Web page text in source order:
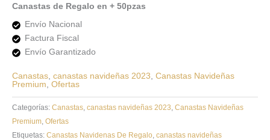
Canastas de Regalo en + 50pzas
Envío Nacional
Factura Fiscal
Envío Garantizado
Canastas canastas navideñas 2023 Canastas Navideñas
Premium Ofertas
Categorías: Canastas, canastas navideñas 2023, Canastas Navideñas
Premium, Ofertas
Etiquetas: Canastas Navidenas De Regalo, canastas navideñas